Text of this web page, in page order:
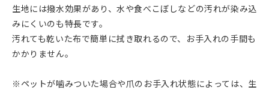
生地には撥水効果があり、水や食べこぼしなどの汚れが染み込
みにくいのも特長です。
汚れても乾いた布で簡単に拭き取れるので、お手入れの手間も
かかりません。
※ペットが噛みついた場合や爪のお手入れ状態によっては、生